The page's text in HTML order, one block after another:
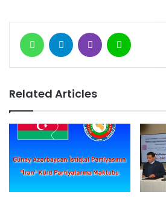
Related Articles